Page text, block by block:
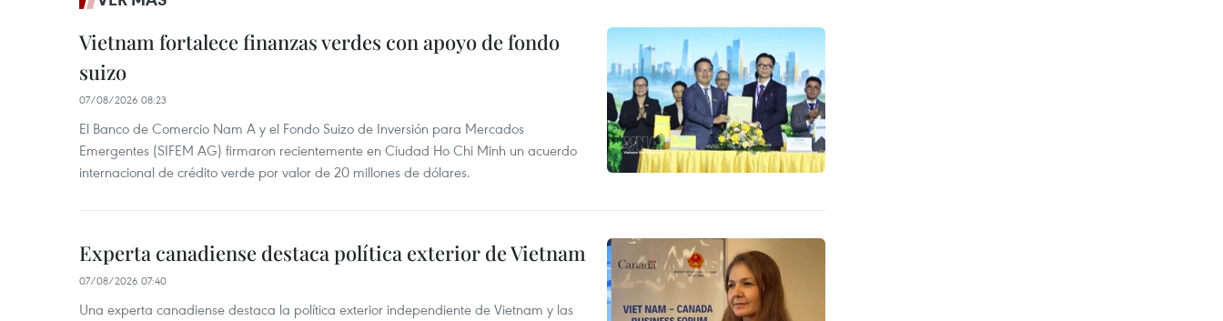
Vietnam fortalece finanzas verdes con apoyo de fondo
suizo
07/08/2026 08:23
El Banco de Comercio Nam A y el Fondo Suizo de Inversión para Mercados
Emergentes (SIFEM AG) firmaron recientemente en Ciudad Ho Chi Minh un acuerdo
internacional de crédito verde por valor de 20 millones de dólares.
Experta canadiense destaca política exterior de Vietnam
07/08/2026 07:40
Una experta canadiense destaca la política exterior independiente de Vietnam y las